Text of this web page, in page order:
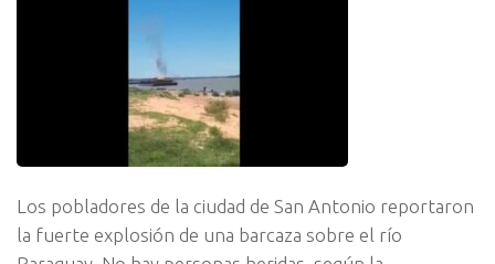
Los pobladores de la ciudad de San Antonio reportaron
la fuerte explosión de una barcaza sobre el río